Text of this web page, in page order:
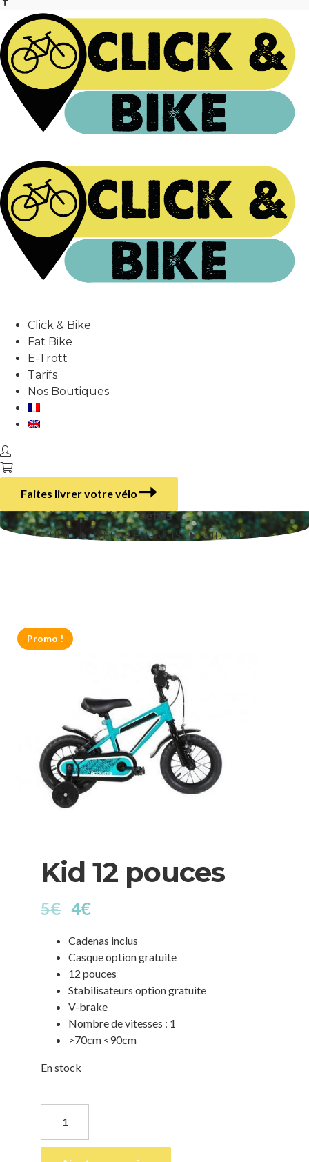
Click & Bike
Fat Bike
E-Trott
Tarifs
Nos Boutiques
Faites livrer votre vélo
Détails
ACCUEIL VÉLOS ENFANTS KID 12 POUCES
Promo !
Kid 12 pouces
5€ 4€
Cadenas inclus
Casque option gratuite
12 pouces
Stabilisateurs option gratuite
V-brake
Nombre de vitesses : 1
>70cm <90cm
En stock